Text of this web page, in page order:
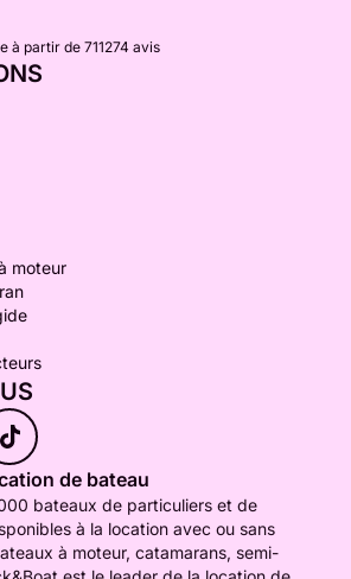
à partir de 711274 avis
moteur
de bateau
bateaux de particuliers et de
à la location avec ou sans
à moteur, catamarans, semi-